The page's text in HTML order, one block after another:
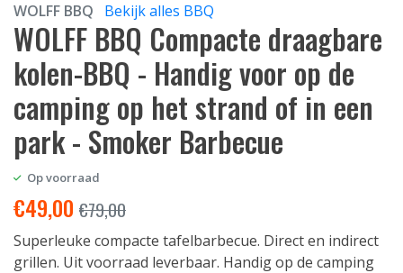
WOLFF BBQ Bekijk alles BBQ
WOLFF BBQ Compacte draagbare
kolen-BBQ - Handig voor op de
camping op het strand of in een
park - Smoker Barbecue
Op voorraad
€49,00 €79,00
Superleuke compacte tafelbarbecue. Direct en indirect
grillen. Uit voorraad leverbaar. Handig op de camping